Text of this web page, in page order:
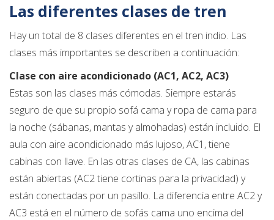
Las diferentes clases de tren
Hay un total de 8 clases diferentes en el tren indio. Las
clases más importantes se describen a continuación:
Clase con aire acondicionado (AC1, AC2, AC3)
Estas son las clases más cómodas. Siempre estarás
seguro de que su propio sofá cama y ropa de cama para
la noche (sábanas, mantas y almohadas) están incluido. El
aula con aire acondicionado más lujoso, AC1, tiene
cabinas con llave. En las otras clases de CA, las cabinas
están abiertas (AC2 tiene cortinas para la privacidad) y
están conectadas por un pasillo. La diferencia entre AC2 y
AC3 está en el número de sofás cama uno encima del